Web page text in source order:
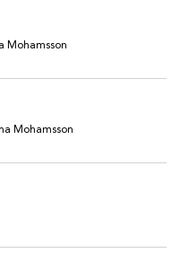
Mohamsson
Mohamsson